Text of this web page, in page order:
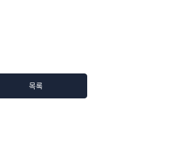
목록